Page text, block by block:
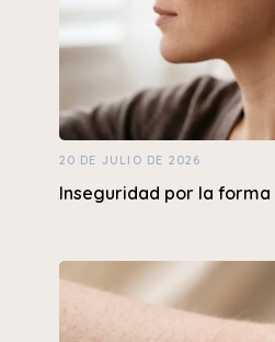
20 DE JULIO DE 2026
Inseguridad por la forma